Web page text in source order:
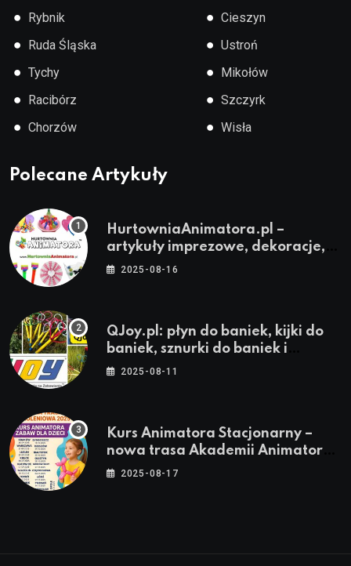
● Rybnik
● Ruda Śląska
● Tychy
● Racibórz
● Chorzów
● Cieszyn
● Ustroń
● Mikołów
● Szczyrk
● Wisła
Polecane Artykuły
HurtowniaAnimatora.pl –
artykuły imprezowe, dekoracje,
stroje i akcesoria dla animatorów
2025-08-16
QJoy.pl: płyn do baniek, kijki do
baniek, sznurki do baniek i
zestawy do baniek
2025-08-11
Kurs Animatora Stacjonarny –
nowa trasa Akademii Animatora
– jesień 2025
2025-08-17